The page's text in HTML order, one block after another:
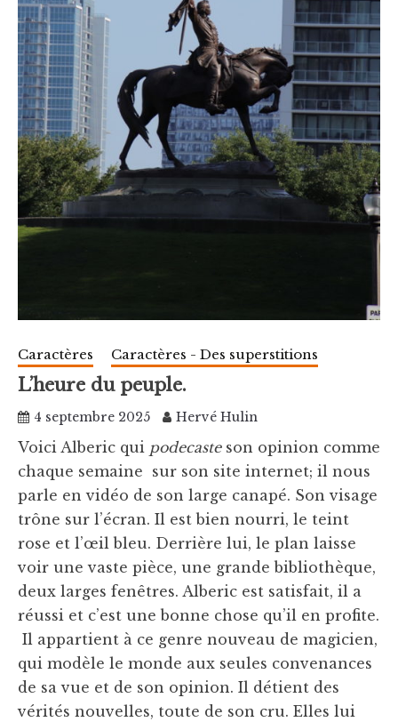
Caractères Caractères - Des superstitions
L’heure du peuple.
4 septembre 2025 Hervé Hulin
Voici Alberic qui podecasteson opinion comme
chaque semaine sur son site internet; il nous
parle en vidéo de son large canapé. Son visage
trône sur l’écran. Il est bien nourri, le teint
rose et l’œil bleu. Derrière lui, le plan laisse
voir une vaste pièce, une grande bibliothèque,
deux larges fenêtres. Alberic est satisfait, il a
réussi et c’est une bonne chose qu’il en profite.
Il appartient à ce genre nouveau de magicien,
qui modèle le monde aux seules convenances
de sa vue et de son opinion. Il détient des
vérités nouvelles, toute de son cru. Elles lui